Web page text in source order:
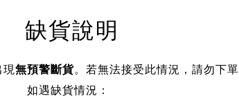
缺貨說明
無預警斷貨。若無法接受此情況，請勿下單
如遇缺貨情況：